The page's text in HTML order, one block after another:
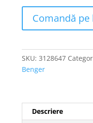
Comandă
SKU: 3128647
Benger
Descriere